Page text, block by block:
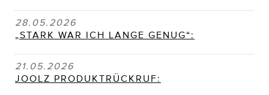
28.05.2026
„STARK WAR ICH LANGE GENUG“:
21.05.2026
JOOLZ PRODUKTRÜCKRUF: